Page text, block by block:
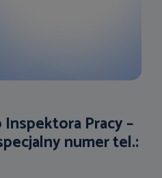
Pracy –
numer tel.: